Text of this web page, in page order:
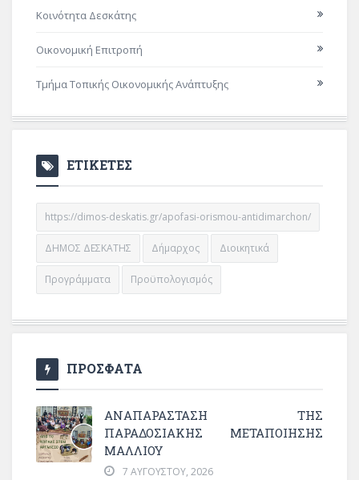
Κοινότητα Δεσκάτης
Οικονομική Επιτροπή
Τμήμα Τοπικής Οικονομικής Ανάπτυξης
ΕΤΙΚΕΤΕΣ
https://dimos-deskatis.gr/apofasi-orismou-antidimarchon/
ΔΗΜΟΣ ΔΕΣΚΑΤΗΣ Δήμαρχος Διοικητικά
Προγράμματα Προϋπολογισμός
ΠΡΟΣΦΑΤΑ
ΑΝΑΠΑΡΆΣΤΑΣΗ ΤΗΣ
ΠΑΡΑΔΟΣΙΑΚΉΣ ΜΕΤΑΠΟΊΗΣΗΣ
ΜΑΛΛΙΟΎ
7 ΑΥΓΟΎΣΤΟΥ, 2026